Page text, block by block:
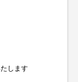
します